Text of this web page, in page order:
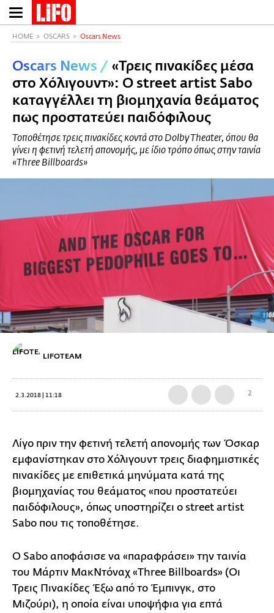
Παράκαμψη
προς
περιεχόμενο
HOME OSCARS Oscars News
Oscars News / «Τρεις πινακίδες μέσα
στο Χόλιγουντ»: Ο street artist Sabo
καταγγέλλει τη βιομηχανία θεάματος
πως προστατεύει παιδόφιλους
Τοποθέτησε τρεις πινακίδες κοντά στο Dolby Theater, όπου θα
γίνει η φετινή τελετή απονομής, με ίδιο τρόπο όπως στην ταινία
«Three Billboards»
LIFOTEAM
2.3.2018 | 11:18 2
Λίγο πριν την φετινή τελετή απονομής των Όσκαρ
εμφανίστηκαν στο Χόλιγουντ τρεις διαφημιστικές
πινακίδες με επιθετικά μηνύματα κατά της
βιομηχανίας του θεάματος «που προστατεύει
παιδόφιλους», όπως υποστηρίζει ο street artist
Sabo που τις τοποθέτησε.
Ο Sabo αποφάσισε να «παραφράσει» την ταινία
του Μάρτιν ΜακΝτόναχ «Three Billboards» (Οι
Τρεις Πινακίδες Έξω από το Έμπινγκ, στο
Μιζούρι), η οποία είναι υποψήφια για επτά